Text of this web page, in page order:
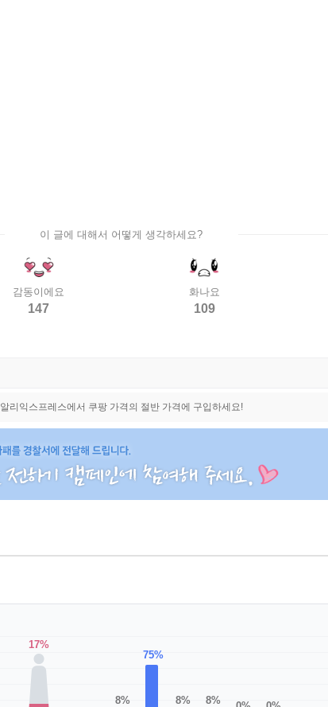
이 글에 대해서 어떻게 생각하세요?
감동이에요
147
화나요
109
알리익스프레스에서 쿠팡 가격의 절반 가격에 구입하세요!
17%
8%
75%
8% 8%